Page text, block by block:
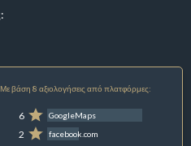
Με βάση 8 αξιολογήσεις από πλατφόρμες:
6 GoogleMaps
2 facebook.com